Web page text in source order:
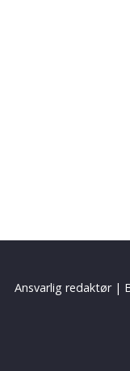
Ansvarlig redaktør|